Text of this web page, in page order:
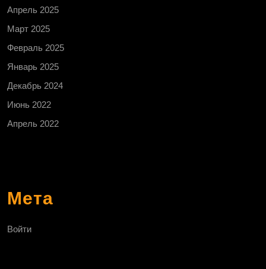
Апрель 2025
Март 2025
Февраль 2025
Январь 2025
Декабрь 2024
Июнь 2022
Апрель 2022
Мета
Войти